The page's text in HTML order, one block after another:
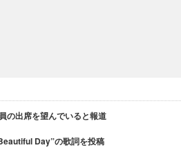
の出席を望んでいると報道
Day”の歌詞を投稿